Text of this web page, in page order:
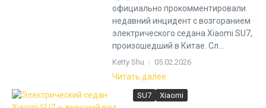
официально прокомментировали
недавний инцидент с возгоранием
электрического седана Xiaomi SU7,
произошедший в Китае. Сл...
Ketty Shu 05.02.2026
Читать далее
SU7 Xiaomi